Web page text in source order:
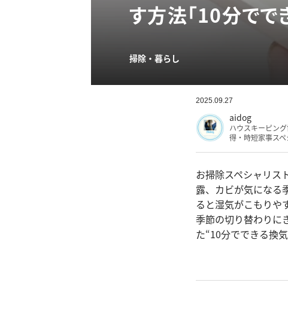
す方法「10分でで
掃除・暮らし
2025.09.27
aidog
ハウスキーピン
得・時短家事ス
お掃除スペシャリス
露、カビが気になる
ると湿気がこもりや
季節の切り替わりに
た“10分でできる換